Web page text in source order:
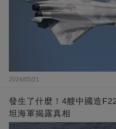
2024/05/21
發生了什麼！4艘中國造
坦海軍揭露真相